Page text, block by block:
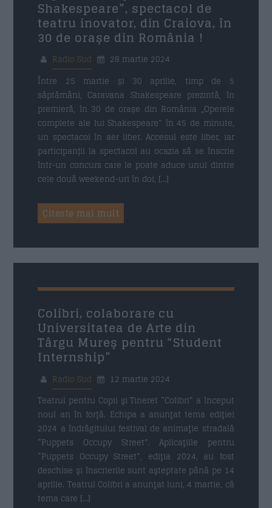
Shakespeare”, spectacol de
teatru inovator, din Craiova, în
30 de orașe din România !
Radio Sud
28 martie 2024
Între 25 martie și 30 aprilie, timp de 5
săptămâni, Caravana Shakespeare prezintă, în
premieră, în 30 de orașe din România „Operele
complete ale lui Shakespeare” în 45 de minute,
un spectacol în aer liber. Accesul este liber, iar
participanții la spectacol au ocazia să se înscrie
într-un concurs care le poate aduce unul dintre
cele două weekend-uri în doi, […]
Citeste mai mult
Colibri, colaborare cu
Universitatea de Arte din
Târgu Mureş pentru “Student
Internship”
Radio Sud
12 martie 2024
Teatrul pentru Copii şi Tineret “Colibri” a început
noul an în forţă. Echipa a anunţat tema ediţiei
2024 a îndrăgitului festival de animaţie stradală
“Puppets Occupy Street”. Aplicaţiile pentru
“Puppets Occupy Street”, ediţia 2024, au fost
deschise şi înscrierile sunt aşteptate până pe 14
aprilie. Teatrul Colibri a anunţat luni, 4 martie, că
tema care […]